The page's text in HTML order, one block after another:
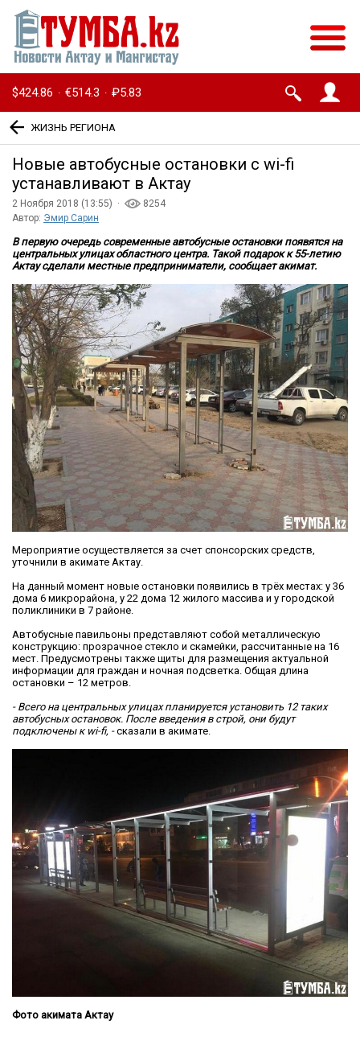
$424.86 · €514.3 · ₽5.83
ЖИЗНЬ РЕГИОНА
Новые автобусные остановки с wi-fi
устанавливают в Актау
2 Ноября 2018 (13:55) ·
8254
Автор: Эмир Сарин
В первую очередь современные автобусные остановки появятся на
центральных улицах областного центра. Такой подарок к 55-летию
Актау сделали местные предприниматели, сообщает акимат.
Мероприятие осуществляется за счет спонсорских средств,
уточнили в акимате Актау.
На данный момент новые остановки появились в трёх местах: у 36
дома 6 микрорайона, у 22 дома 12 жилого массива и у городской
поликлиники в 7 районе.
Автобусные павильоны представляют собой металлическую
конструкцию: прозрачное стекло и скамейки, рассчитанные на 16
мест. Предусмотрены также щиты для размещения актуальной
информации для граждан и ночная подсветка. Общая длина
остановки – 12 метров.
- Всего на центральных улицах планируется установить 12 таких
автобусных остановок. После введения в строй, они будут
подключены к wi-fi, -сказали в акимате.
Фото акимата Актау